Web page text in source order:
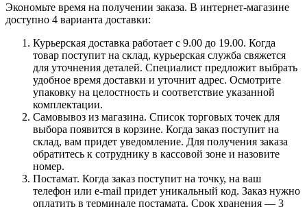
Экономьте время на получении заказа. В интернет-магазине
доступно 4 варианта доставки:
Курьерская доставка работает с 9.00 до 19.00. Когда
товар поступит на склад, курьерская служба свяжется
для уточнения деталей. Специалист предложит выбрать
удобное время доставки и уточнит адрес. Осмотрите
упаковку на целостность и соответствие указанной
комплектации.
Самовывоз из магазина. Список торговых точек для
выбора появится в корзине. Когда заказ поступит на
склад, вам придет уведомление. Для получения заказа
обратитесь к сотруднику в кассовой зоне и назовите
номер.
Постамат. Когда заказ поступит на точку, на ваш
телефон или e-mail придет уникальный код. Заказ нужно
оплатить в терминале постамата. Срок хранения — 3